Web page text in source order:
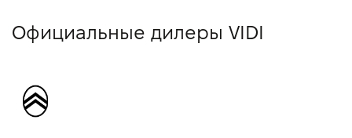
Официальные дилеры VIDI